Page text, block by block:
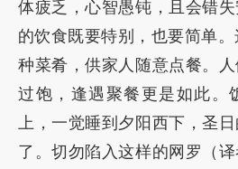
体疲乏，心智愚钝，且会错
的饮食既要特别，也要简单
种菜肴，供家人随意点餐。
过饱，逢遇聚餐更是如此。
上，一觉睡到夕阳西下，圣
了。切勿陷入这样的网罗（译